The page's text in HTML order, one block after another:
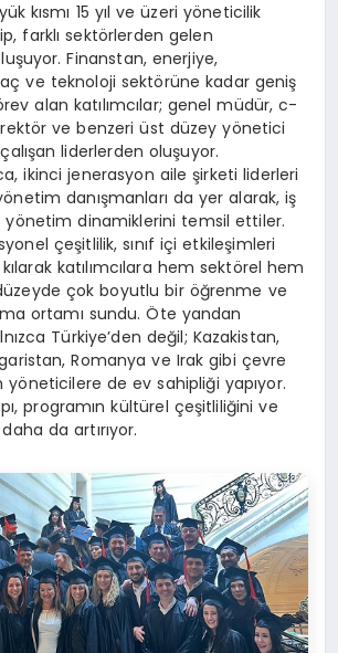
kısmı 15 yıl ve üzeri yöneticilik
farklı sektörlerden gelen
Finanstan, enerjiye,
ve teknoloji sektörüne kadar geniş
alan katılımcılar; genel müdür, c-
ve benzeri üst düzey yönetici
liderlerden oluşuyor.
ikinci jenerasyon aile şirketi liderleri
danışmanları da yer alarak, iş
yönetim dinamiklerini temsil ettiler.
çeşitlilik, sınıf içi etkileşimleri
katılımcılara hem sektörel hem
çok boyutlu bir öğrenme ve
ortamı sundu. Öte yandan
Türkiye’den değil; Kazakistan,
Romanya ve Irak gibi çevre
yöneticilere de ev sahipliği yapıyor.
programın kültürel çeşitliliğini ve
da artırıyor.